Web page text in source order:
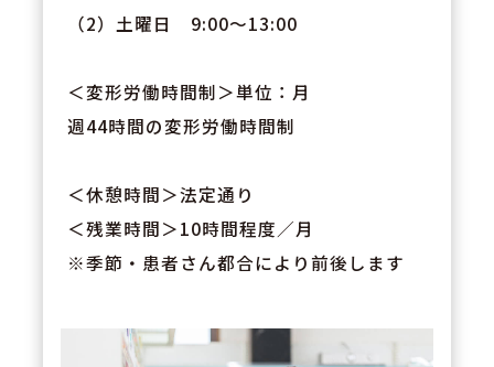
（2）土曜日 9:00～13:00
＜変形労働時間制＞単位：月
週44時間の変形労働時間制
＜休憩時間＞法定通り
＜残業時間＞10時間程度／月
※季節・患者さん都合により前後します